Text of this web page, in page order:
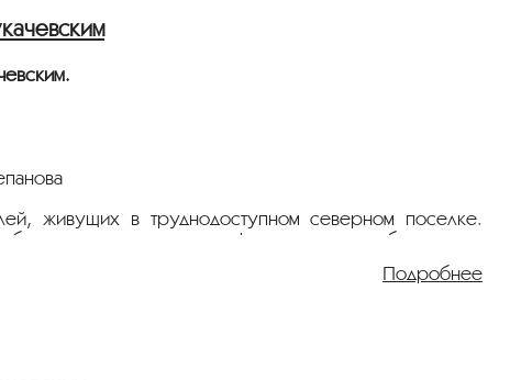
живущих в труднодоступном северном поселке.
лекарств, телефонную линию оборвало, а
Подробнее